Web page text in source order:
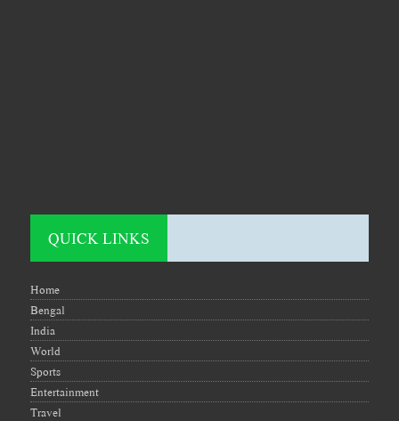
QUICK LINKS
Home
Bengal
India
World
Sports
Entertainment
Travel